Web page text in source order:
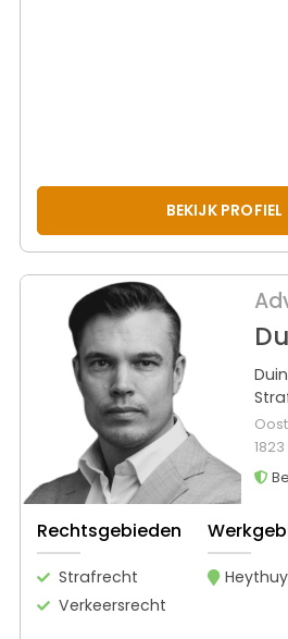
BEKIJK PROFIEL
Duin
Rechtsgebieden
Strafrecht
Verkeersrecht